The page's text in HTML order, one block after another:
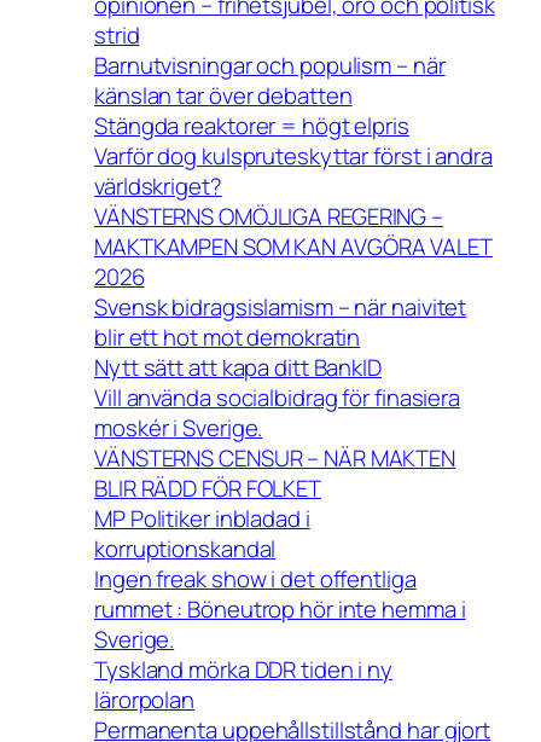
strid
Barnutvisningar och populism – när
känslan tar över debatten
Stängda reaktorer = högt elpris
Varför dog kulspruteskyttar först i andra
världskriget?
VÄNSTERNS OMÖJLIGA REGERING –
MAKTKAMPEN SOM KAN AVGÖRA VALET
2026
Svensk bidragsislamism – när naivitet
blir ett hot mot demokratin
Nytt sätt att kapa ditt BankID
Vill använda socialbidrag för finasiera
moskér i Sverige.
VÄNSTERNS CENSUR – NÄR MAKTEN
BLIR RÄDD FÖR FOLKET
MP Politiker inbladad i
korruptionskandal
Ingen freak show i det offentliga
rummet : Böneutrop hör inte hemma i
Sverige.
Tyskland mörka DDR tiden i ny
lärorpolan
Permanenta uppehållstillstånd har gjort